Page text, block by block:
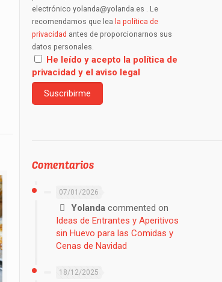
electrónico yolanda@yolanda.es . Le
recomendamos que lea la política de
privacidad antes de proporcionarnos sus
datos personales.
He leído y acepto la política de
privacidad y el aviso legal
Comentarios
07/01/2026
Yolandacommented on
Ideas de Entrantes y Aperitivos
sin Huevo para las Comidas y
Cenas de Navidad
18/12/2025